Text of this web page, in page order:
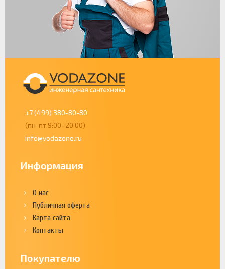
+7 (499) 380-80-80
(пн-пт 9:00–20:00)
info@vodazone.ru
Информация
О нас
Публичная оферта
Карта сайта
Контакты
Покупателю